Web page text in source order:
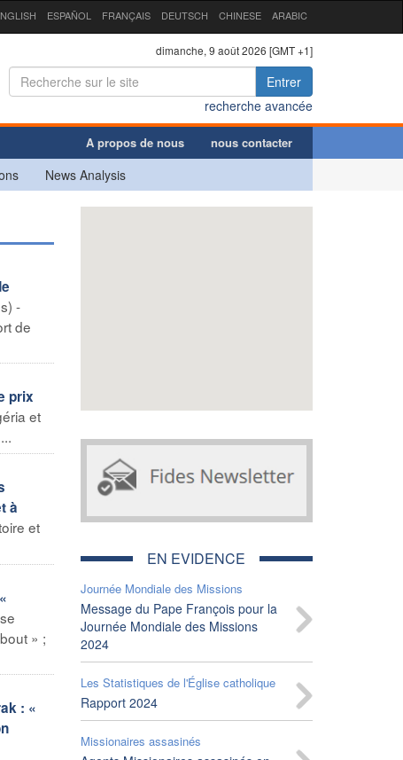
ESPAÑOL FRANÇAIS DEUTSCH CHINESE ARABIC
dimanche, 9 août 2026 [GMT +1]
Entrer
recherche avancée
A propos de nous nous contacter
News Analysis
-
de
prix
et
à
et
» ;
: «
EN EVIDENCE
Journée Mondiale des Missions
Message du Pape François pour la
Journée Mondiale des Missions
2024
Les Statistiques de l'Église catholique
Rapport 2024
Missionaires assasinés